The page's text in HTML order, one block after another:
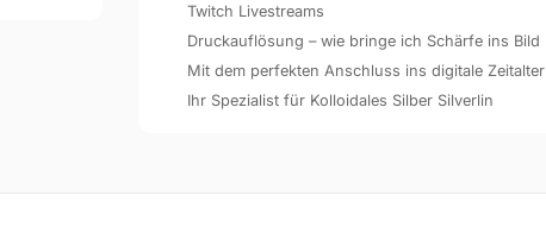
Twitch Livestreams
Druckauflösung – wie bringe ich Schärfe ins Bild
Mit dem perfekten Anschluss ins digitale Zeitalter
Ihr Spezialist für Kolloidales Silber Silverlin